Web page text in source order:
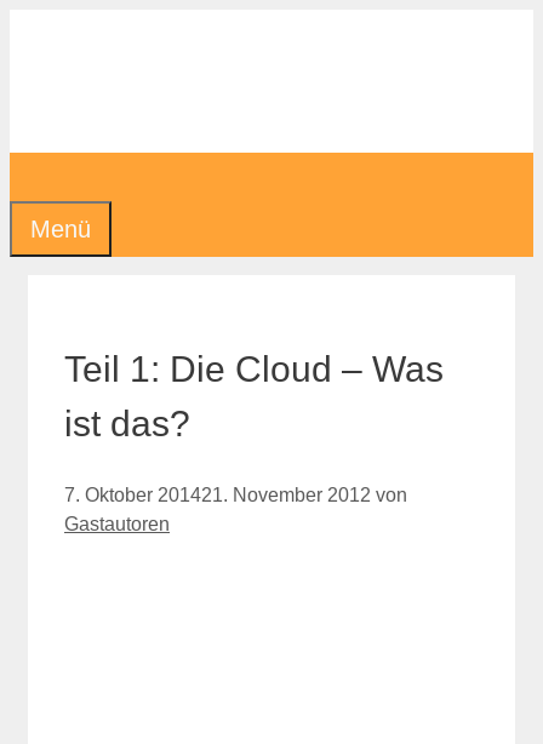
Menü
Teil 1: Die Cloud – Was
ist das?
7. Oktober 201421. November 2012 von
Gastautoren